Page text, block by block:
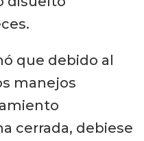
que debido al
manejos
cerrada, debiese